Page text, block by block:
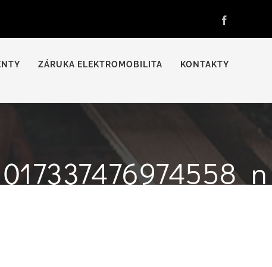
ZÁRUKA ELEKTROMOBILITA KONTAKTY